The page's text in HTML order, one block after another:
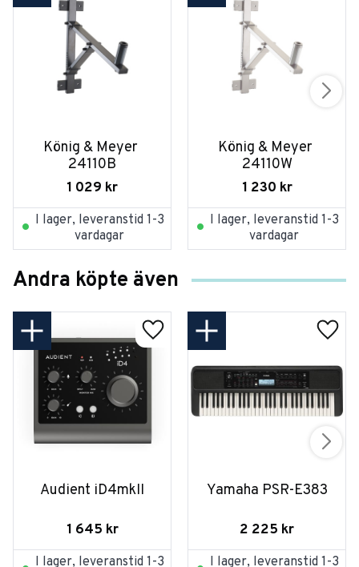
König & Meyer
24110B
1 029 kr
I lager, leveranstid 1-3
vardagar
König & Meyer
24110W
1 230 kr
I lager, leveranstid 1-3
vardagar
Andra köpte även
Audient iD4mkII
1 645 kr
I lager, leveranstid 1-3
Yamaha PSR-E383
2 225 kr
I lager, leveranstid 1-3